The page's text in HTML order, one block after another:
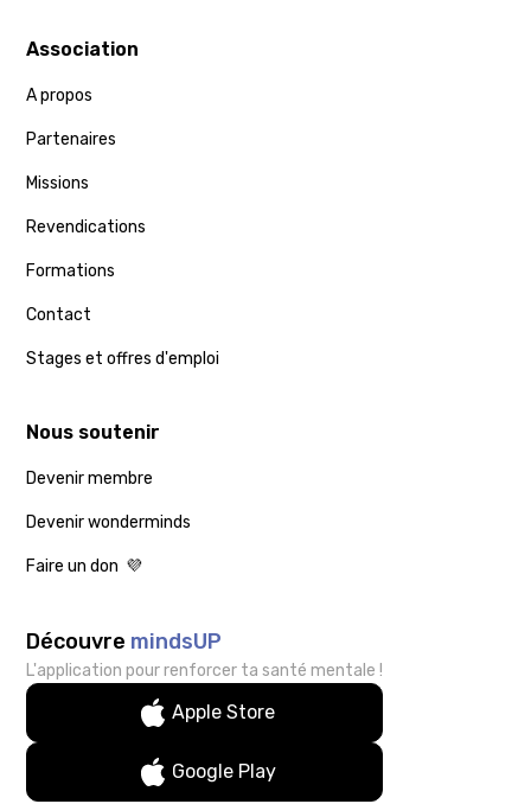
Association
A propos
Partenaires
Missions
Revendications
Formations
Contact
Stages et offres d'emploi
Nous soutenir
Devenir membre
Devenir wonderminds
Faire un don 💜
Découvre mindsUP
L'application pour renforcer ta santé mentale !
Apple Store
Google Play